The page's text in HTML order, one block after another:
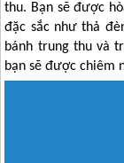
thu. Bạn sẽ được
đặc sắc như thả
bánh trung thu và
bạn sẽ được chiêm